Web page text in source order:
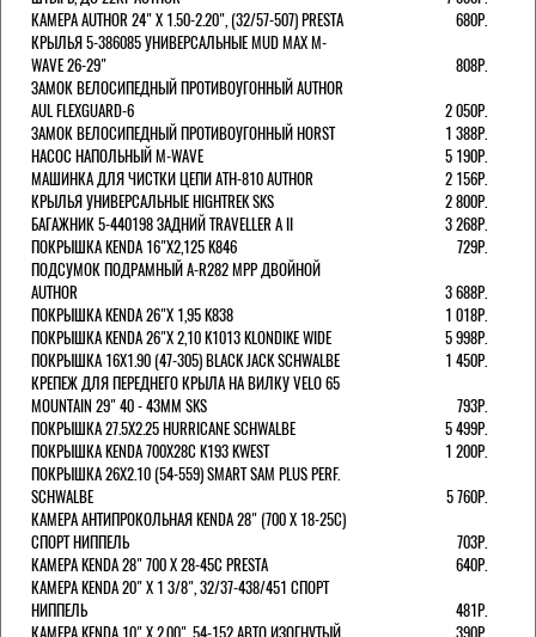
КАМЕРА AUTHOR 24" Х 1.50-2.20", (32/57-507) PRESTA
680Р.
КРЫЛЬЯ 5-386085 УНИВЕРСАЛЬНЫЕ MUD MAX M-
WAVE 26-29"
808Р.
ЗАМОК ВЕЛОСИПЕДНЫЙ ПРОТИВОУГОННЫЙ AUTHOR
AUL FLEXGUARD-6
2 050Р.
ЗАМОК ВЕЛОСИПЕДНЫЙ ПРОТИВОУГОННЫЙ HORST
1 388Р.
НАСОС НАПОЛЬНЫЙ M-WAVE
5 190Р.
МАШИНКА ДЛЯ ЧИСТКИ ЦЕПИ ATH-810 AUTHOR
2 156Р.
КРЫЛЬЯ УНИВЕРСАЛЬНЫЕ HIGHTREK SKS
2 800Р.
БАГАЖНИК 5-440198 ЗАДНИЙ TRAVELLER A II
3 268Р.
ПОКРЫШКА KENDA 16"Х2,125 K846
729Р.
ПОДСУМОК ПОДРАМНЫЙ A-R282 MPP ДВОЙНОЙ
AUTHOR
3 688Р.
ПОКРЫШКА KENDA 26"Х 1,95 K838
1 018Р.
ПОКРЫШКА KENDA 26"Х 2,10 K1013 KLONDIKE WIDE
5 998Р.
ПОКРЫШКА 16X1.90 (47-305) BLACK JACK SCHWALBE
1 450Р.
КРЕПЕЖ ДЛЯ ПЕРЕДНЕГО КРЫЛА НА ВИЛКУ VELO 65
MOUNTAIN 29" 40 - 43ММ SKS
793Р.
ПОКРЫШКА 27.5X2.25 HURRICANE SCHWALBE
5 499Р.
ПОКРЫШКА KENDA 700Х28С K193 KWEST
1 200Р.
ПОКРЫШКА 26X2.10 (54-559) SMART SAM PLUS PERF.
SCHWALBE
5 760Р.
КАМЕРА АНТИПРОКОЛЬНАЯ KENDA 28" (700 Х 18-25C)
СПОРТ НИППЕЛЬ
703Р.
КАМЕРА KENDA 28" 700 Х 28-45С PRESTA
640Р.
КАМЕРА KENDA 20" Х 1 3/8", 32/37-438/451 СПОРТ
НИППЕЛЬ
481Р.
КАМЕРА KENDA 10" Х 2.00", 54-152 АВТО ИЗОГНУТЫЙ
390Р.